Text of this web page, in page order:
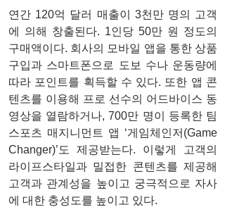
연간 120억 달러 매출이 3천만 명의 고객
에 의해 창출된다. 1인당 50만 원 정도의
구매액이다. 회사의 모바일 앱을 통한 상품
구입과 스마트폰으로 도보 수나 운동량에
따라 포인트를 획득할 수 있다. 또한 앱 콘
텐츠를 이용해 프로 선수의 어드바이스 동
영상을 열람하거나, 700만 명이 등록한 팀
스포츠 매지니먼트 앱 ‘게임체인저(Game
Changer)’도 제공받는다. 이렇게 고객의
라이프스타일과 밀접한 콘텐츠를 제공해
고객과 관계성을 높이고 궁극적으로 자사
에 대한 충성도를 높이고 있다.